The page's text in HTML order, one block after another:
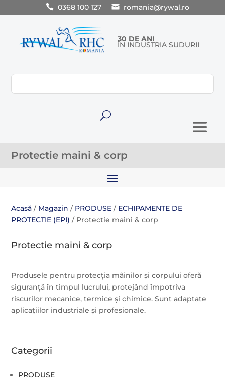
0368 100 127 romania@rywal.ro
30 DE ANI
ÎN INDUSTRIA SUDURII
U
Protectie maini & corp
Acasă / Magazin / PRODUSE / ECHIPAMENTE DE
PROTECTIE (EPI) / Protectie maini & corp
Protectie maini & corp
Produsele pentru protecția mâinilor și corpului oferă
siguranță în timpul lucrului, protejând împotriva
riscurilor mecanice, termice și chimice. Sunt adaptate
aplicațiilor industriale și profesionale.
Categorii
PRODUSE